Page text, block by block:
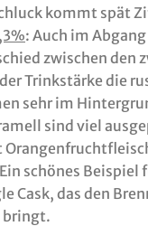
kommt spät
: Auch im
zwischen den
Trinkstärke die
sehr im
sind viel
schönes Beispiel
Cask, das den
bringt.